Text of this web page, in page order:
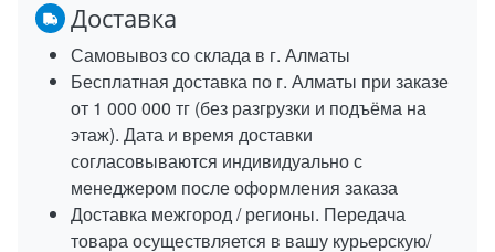
Доставка
Самовывоз со склада в г. Алматы
Бесплатная доставка по г. Алматы при заказе
от 1 000 000 тг (без разгрузки и подъёма на
этаж). Дата и время доставки
согласовываются индивидуально с
менеджером после оформления заказа
Доставка межгород / регионы. Передача
товара осуществляется в вашу курьерскую/